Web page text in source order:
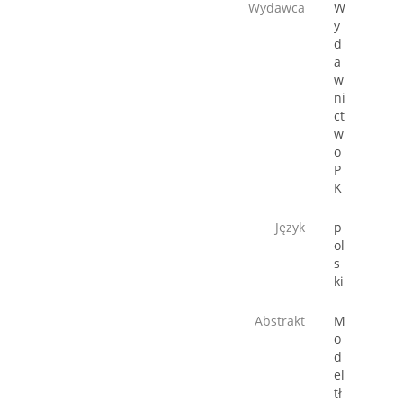
Wydawca
W
y
d
a
w
ni
ct
w
o
P
K
Język
p
ol
s
ki
Abstrakt
M
o
d
el
tł